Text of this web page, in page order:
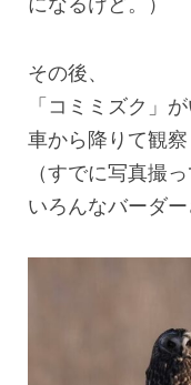
その後、
「コミミズク」
車から降りて観察
（すでに写真撮
いろんなバーダー